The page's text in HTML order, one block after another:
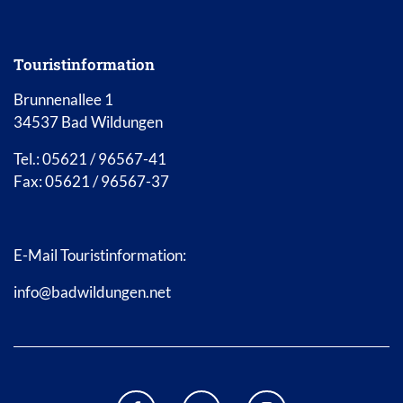
Touristinformation
Brunnenallee 1
34537 Bad Wildungen
Tel.: 05621 / 96567-41
Fax: 05621 / 96567-37
E-Mail Touristinformation:
info@badwildungen.net